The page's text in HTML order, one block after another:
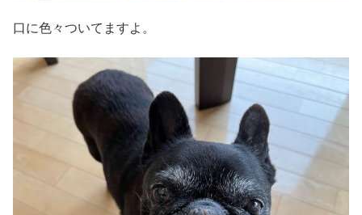
口に色々ついてますよ。